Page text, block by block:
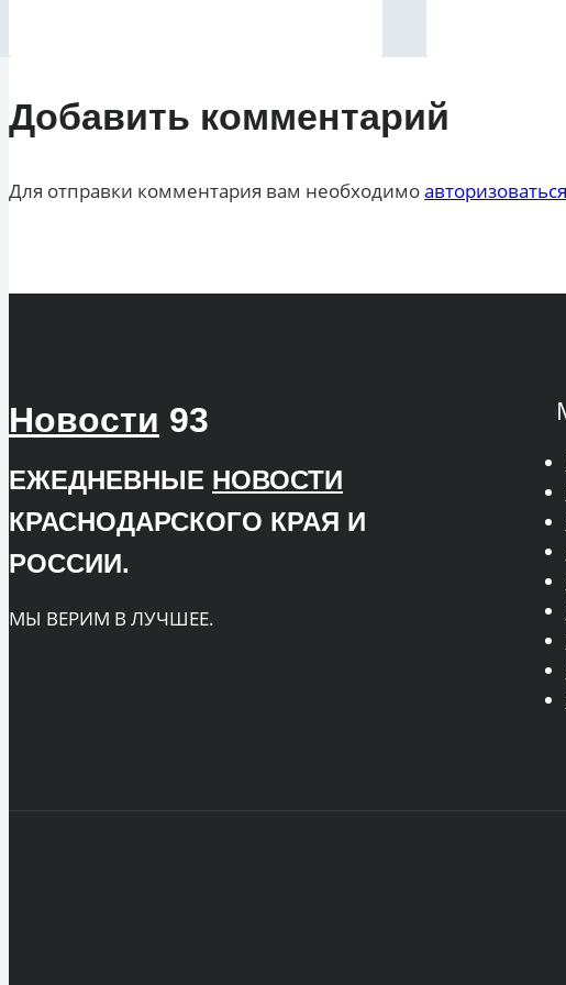
Добавить комментарий
Для отправки комментария вам необходимоавторизоваться
Новости 93
ЕЖЕДНЕВНЫЕ НОВОСТИ
КРАСНОДАРСКОГО КРАЯ И
РОССИИ.
МЫ ВЕРИМ В ЛУЧШЕЕ.